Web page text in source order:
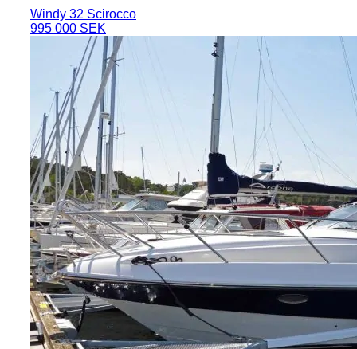
Windy 32 Scirocco
995 000 SEK